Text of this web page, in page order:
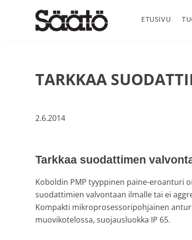
ensisijaiseen
valikkoon
pääsisältöön
ensisijaiseen
sivupalkkiin
alatunnisteeseen
on
vuonna
perustettu
maahantuontiyritys
joka
markkinoi
myös
ETUSIVU
TARKKAA
2.6.2014
Tarkkaa suodattimen
Koboldin PMP tyyppinen paine-eroanturi
suodattimien valvontaan ilmalle tai ei
Kompakti mikroprosessoripohjainen
muovikotelossa, suojausluokka IP 65.